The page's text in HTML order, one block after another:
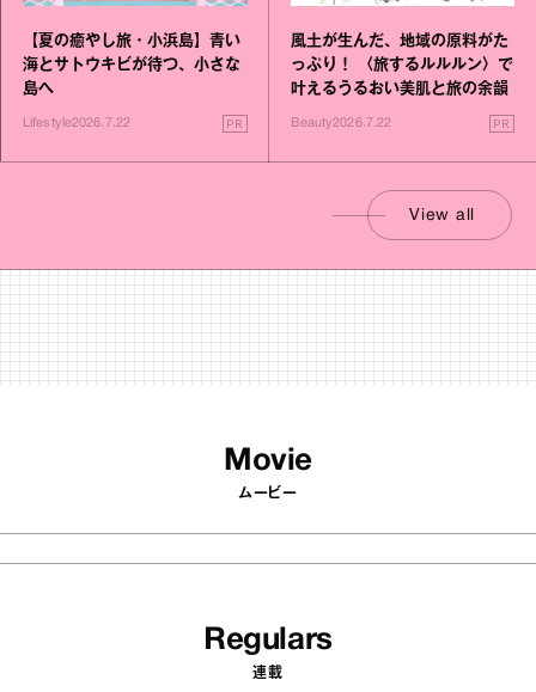
【夏の癒やし旅・小浜島】青い
海とサトウキビが待つ、小さな
島へ
Lifestyle2026.7.22 PR
風土が生んだ、地域の原料がた
っぷり！ 〈旅するルルルン〉で
叶えるうるおい美肌と旅の余韻
Beauty2026.7.22 PR
View all
Movie
ムービー
Regulars
連載